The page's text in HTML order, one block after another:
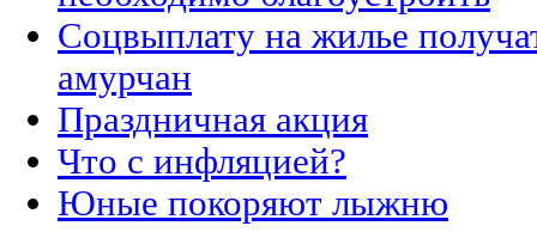
Соцвыплату на жилье
амурчан
Праздничная акция
Что с инфляцией?
Юные покоряют лыжню